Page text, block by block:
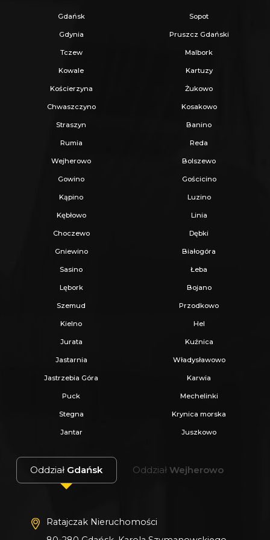
wieczysta: dział III i IV wolny od wpisów
Możliwość zakupu sąsiedniej działki, łączna
powierzchnia
19 234 m² w cenie 2 290 000 zł
Wydany MPZP
Dostępne od zaraz
Cena do negocjacji !
W razie pytań zachęcam do kontaktu
telefonicznego i na prezentację działki !
KUP Z NAMI - NAJKORZYSTNIEJ,
NAJSZYBCIEJ I BEZPIECZNIE!
Jeżeli zainteresowało Cię powyższe ogłoszenie
- Zadzwoń pod wskazany nr tel.
- Umów się na Prezentację,
- Przyjedź i Obejrzyj na żywo,
- Zaproponuj Swoją cenę prezentowanej
nieruchomości.
CENĘ.
Oferujemy skuteczną i bezpłatną pomoc w
Zapewniamy fachowe doradztwo przy zakupie
pod inwestycję.
Gdańsk Sopot
Gdynia Pruszcz Gdański
Tczew Malbork
Kowale Kartuzy
Kościerzyna Żukowo
Chwaszczyno Kosakowo
Straszyn Banino
Rumia Reda
Wejherowo Bolszewo
Gowino Gościcino
Kąpino Luzino
Kębłowo Linia
Choczewo Dębki
Gniewino Białogóra
Sasino Łeba
Lębork Bojano
Szemud Przodkowo
Kielno Hel
Jurata Kuźnica
Jastarnia Władysławowo
Jastrzebia Góra Karwia
Puck Mechelinki
Stegna Krynica morska
Jantar Juszkowo
Oddział Gdańsk Oddział Wejherowo
Ratajczak Nieruchomości